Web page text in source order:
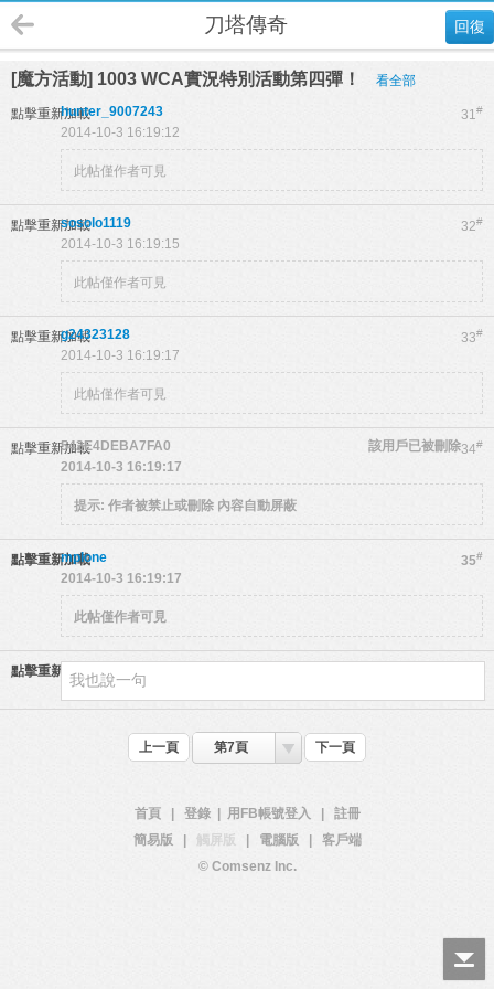
回復
刀塔傳奇
[魔方活動] 1003 WCA實況特別活動第四彈！ 看全部
點擊重新加載 31#
hunter_9007243
2014-10-3 16:19:12
此帖僅作者可見
點擊重新加載 32#
sosolo1119
2014-10-3 16:19:15
此帖僅作者可見
點擊重新加載 33#
g24323128
2014-10-3 16:19:17
此帖僅作者可見
點擊重新加載 34#
542E4DEBA7FA0
該用戶已被刪除
2014-10-3 16:19:17
提示: 作者被禁止或刪除 內容自動屏蔽
點擊重新加載 35#
mplone
2014-10-3 16:19:17
此帖僅作者可見
點擊重新加載
上一頁 第7頁 下一頁
首頁 登錄 用FB帳號登入
註冊
簡易版
觸屏版 電腦版
客戶端
© Comsenz Inc.